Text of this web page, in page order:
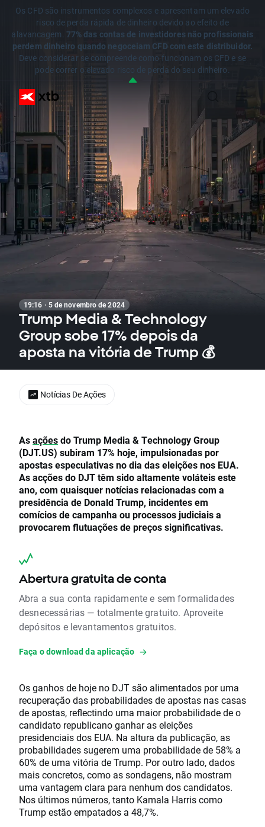
Os CFD são instrumentos complexos e apresentam um elevado
risco de perda rápida de dinheiro devido ao efeito de
alavancagem. 77% das contas de investidores não profissionais
perdem dinheiro quando negoceiam CFD com este distribuidor.
Deve considerar se compreende como funcionam os CFD e se
pode correr o elevado risco de perda do seu dinheiro.
19:16 · 5 de novembro de 2024
Trump Media & Technology
Group sobe 17% depois da
aposta na vitória de Trump 💰
Asaçõesdo Trump Media & Technology Group
(DJT.US) subiram 17% hoje, impulsionadas por
apostas especulativas no dia das eleições nos EUA.
As acções do DJT têm sido altamente voláteis este
ano, com quaisquer notícias relacionadas com a
presidência de Donald Trump, incidentes em
comícios de campanha ou processos judiciais a
provocarem flutuações de preços significativas.
Abertura gratuita de conta
Abra a sua conta rapidamente e sem formalidades
desnecessárias — totalmente gratuito. Aproveite
depósitos e levantamentos gratuitos.
Faça o download da aplicação
Os ganhos de hoje no DJT são alimentados por uma
recuperação das probabilidades de apostas nas casas
de apostas, reflectindo uma maior probabilidade de o
candidato republicano ganhar as eleições
presidenciais dos EUA. Na altura da publicação, as
probabilidades sugerem uma probabilidade de 58% a
60% de uma vitória de Trump. Por outro lado, dados
mais concretos, como as sondagens, não mostram
uma vantagem clara para nenhum dos candidatos.
Nos últimos números, tanto Kamala Harris como
Trump estão empatados a 48,7%.
Notícias De Ações